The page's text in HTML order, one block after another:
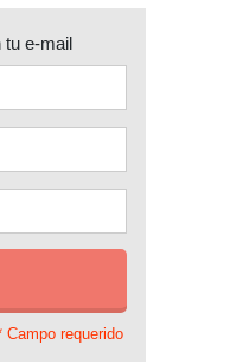
tu e-mail
Campo requerido